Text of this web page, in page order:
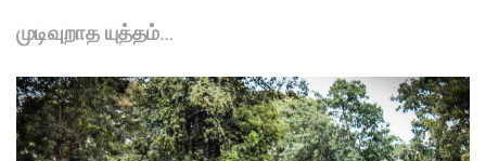
முடிவுறாத யுத்தம்…